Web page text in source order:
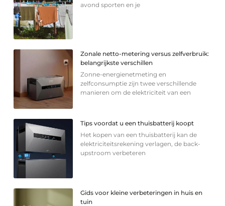
avond sporten en je
Zonale netto-metering versus zelfverbruik:
belangrijkste verschillen
Zonne-energienetmeting en
zelfconsumptie zijn twee verschillende
manieren om de elektriciteit van een
Tips voordat u een thuisbatterij koopt
Het kopen van een thuisbatterij kan de
elektriciteitsrekening verlagen, de back-
upstroom verbeteren
Gids voor kleine verbeteringen in huis en
tuin